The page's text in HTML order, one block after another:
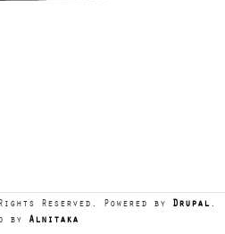
Reserved. Powered by Drupal .
by
Alnitaka